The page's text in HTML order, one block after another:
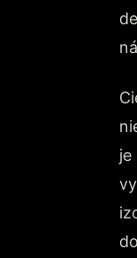
je